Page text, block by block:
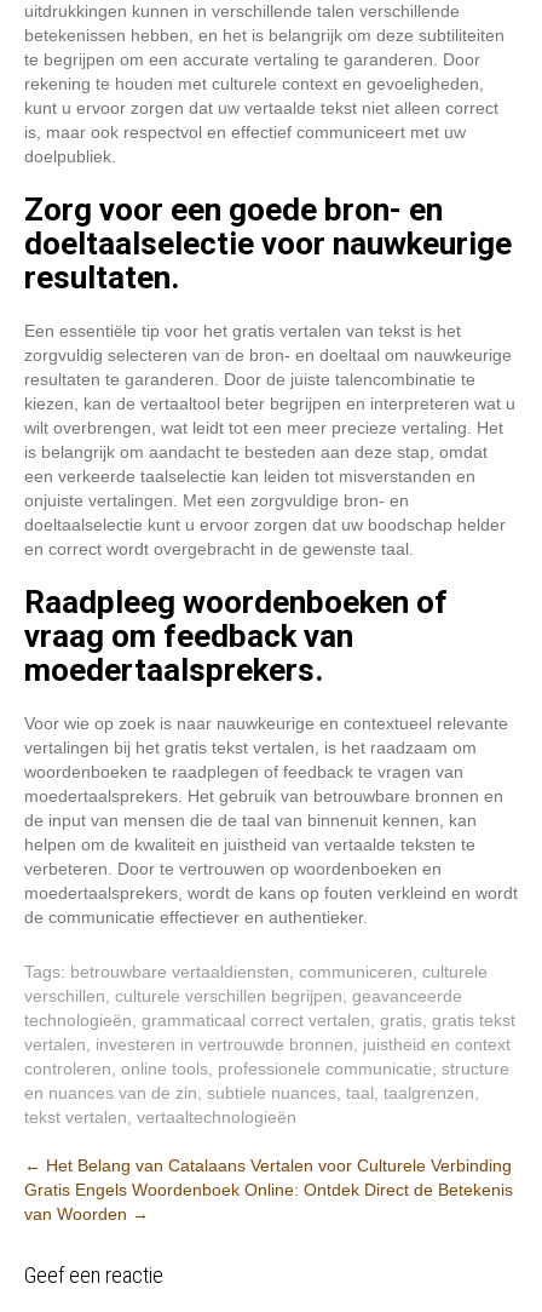
uitdrukkingen kunnen in verschillende talen verschillende
betekenissen hebben, en het is belangrijk om deze subtiliteiten
te begrijpen om een accurate vertaling te garanderen. Door
rekening te houden met culturele context en gevoeligheden,
kunt u ervoor zorgen dat uw vertaalde tekst niet alleen correct
is, maar ook respectvol en effectief communiceert met uw
doelpubliek.
Zorg voor een goede bron- en
doeltaalselectie voor nauwkeurige
resultaten.
Een essentiële tip voor het gratis vertalen van tekst is het
zorgvuldig selecteren van de bron- en doeltaal om nauwkeurige
resultaten te garanderen. Door de juiste talencombinatie te
kiezen, kan de vertaaltool beter begrijpen en interpreteren wat u
wilt overbrengen, wat leidt tot een meer precieze vertaling. Het
is belangrijk om aandacht te besteden aan deze stap, omdat
een verkeerde taalselectie kan leiden tot misverstanden en
onjuiste vertalingen. Met een zorgvuldige bron- en
doeltaalselectie kunt u ervoor zorgen dat uw boodschap helder
en correct wordt overgebracht in de gewenste taal.
Raadpleeg woordenboeken of
vraag om feedback van
moedertaalsprekers.
Voor wie op zoek is naar nauwkeurige en contextueel relevante
vertalingen bij het gratis tekst vertalen, is het raadzaam om
woordenboeken te raadplegen of feedback te vragen van
moedertaalsprekers. Het gebruik van betrouwbare bronnen en
de input van mensen die de taal van binnenuit kennen, kan
helpen om de kwaliteit en juistheid van vertaalde teksten te
verbeteren. Door te vertrouwen op woordenboeken en
moedertaalsprekers, wordt de kans op fouten verkleind en wordt
de communicatie effectiever en authentieker.
Tags: betrouwbare vertaaldiensten communiceren culturele
verschillen culturele verschillen begrijpen geavanceerde
technologieën grammaticaal correct vertalen gratis gratis tekst
vertalen
investeren in vertrouwde bronnen
juistheid en context
controleren online tools professionele communicatie structure
en nuances van de zin subtiele nuances taal taalgrenzen
tekst vertalen vertaaltechnologieën
Berichtnavigatie
← Het Belang van Catalaans Vertalen voor Culturele Verbinding
Gratis Engels Woordenboek Online: Ontdek Direct de Betekenis
van Woorden →
Geef een reactie